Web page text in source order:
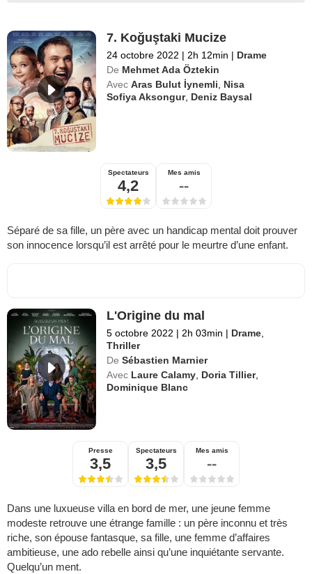
7. Koğuştaki Mucize
24 octobre 2022 | 2h 12min | Drame
De Mehmet Ada Öztekin
Avec Aras Bulut İynemli, Nisa
Sofiya Aksongur, Deniz Baysal
Spectateurs
4,2
Mes amis
--
Séparé de sa fille, un père avec un handicap mental doit prouver
son innocence lorsqu’il est arrêté pour le meurtre d’une enfant.
L'Origine du mal
5 octobre 2022 | 2h 03min | Drame,
Thriller
De Sébastien Marnier
Avec Laure Calamy, Doria Tillier,
Dominique Blanc
Presse
3,5
Spectateurs
3,5
Mes amis
--
Dans une luxueuse villa en bord de mer, une jeune femme
modeste retrouve une étrange famille : un père inconnu et très
riche, son épouse fantasque, sa fille, une femme d’affaires
ambitieuse, une ado rebelle ainsi qu’une inquiétante servante.
Quelqu’un ment.